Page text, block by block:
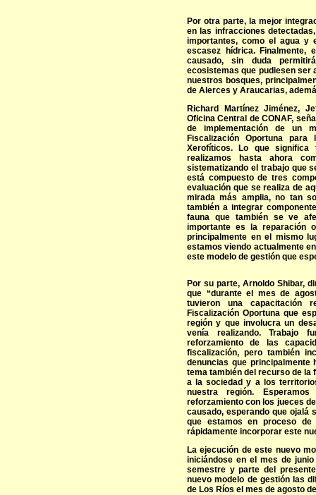
Por otra parte, la mejor
en las infracciones
importantes, como el agua y
escasez hídrica. Finalmente,
causado, sin duda
ecosistemas que pudiesen ser
nuestros bosques,
de Alerces y Araucarias,
Richard Martínez Jiménez,
Oficina Central de CONAF,
de implementación de un
Fiscalización Oportuna
Xerofíticos. Lo que
realizamos hasta ahora
sistematizando el trabajo que
está compuesto de tres
evaluación que se realiza de
mirada más amplia, no tan
también a integrar
fauna que también se ve
importante es la reparación
principalmente en el mismo
estamos viendo actualmente
este modelo de gestión que
Por su parte, Arnoldo Shibar,
que “durante el mes de
tuvieron una capacitación
Fiscalización Oportuna que
región y que involucra un
venía realizando. Trabajo
reforzamiento de las
fiscalización, pero también
denuncias que
tema también del recurso de la
a la sociedad y a los
nuestra región.
reforzamiento con los jueces
causado, esperando que ojalá
que estamos en proceso
rápidamente incorporar este
La ejecución de este nuevo
iniciándose en el mes de
semestre y parte del
nuevo modelo de gestión las
de Los Ríos el mes de agosto